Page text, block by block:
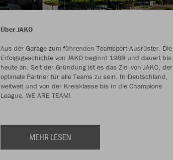
Über JAKO
Aus der Garage zum führenden Teamsport-Ausrüster. Die
Erfolgsgeschichte von JAKO beginnt 1989 und dauert bis
heute an. Seit der Gründung ist es das Ziel von JAKO, der
optimale Partner für alle Teams zu sein. In Deutschland,
weltweit und von der Kreisklasse bis in die Champions
League. WE ARE TEAM!
MEHR LESEN